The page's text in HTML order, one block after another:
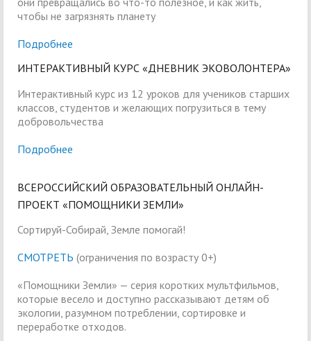
чтобы не загрязнять планету
Подробнее
ИНТЕРАКТИВНЫЙ КУРС «ДНЕВНИК ЭКОВОЛОНТЕРА»
Интерактивный курс из 12 уроков для учеников старших
классов, студентов и желающих погрузиться в тему
добровольчества
Подробнее
ВСЕРОССИЙСКИЙ ОБРАЗОВАТЕЛЬНЫЙ ОНЛАЙН-
ПРОЕКТ «ПОМОЩНИКИ ЗЕМЛИ»
Сортируй-Собирай, Земле помогай!
СМОТРЕТЬ (ограничения по возрасту 0+)
«Помощники Земли» — серия коротких мультфильмов,
которые весело и доступно рассказывают детям об
экологии, разумном потреблении, сортировке и
переработке отходов.